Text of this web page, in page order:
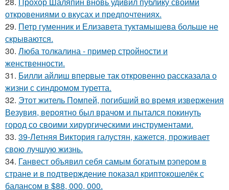
откровениями о вкусах и предпочтениях.
29. Петр гуменник и Елизавета туктамышева больше не
скрываются.
30. Люба толкалина - пример стройности и
женственности.
31. Билли айлиш впервые так откровенно рассказала о
жизни с синдромом туретта.
32. Этот житель Помпей, погибший во время извержения
Везувия, вероятно был врачом и пытался покинуть
город со своими хирургическими инструментами.
33. 39-Летняя Виктория галустян, кажется, проживает
свою лучшую жизнь.
34. Ганвест объявил себя самым богатым рэпером в
стране и в подтверждение показал криптокошелёк с
балансом в $88, 000, 000.